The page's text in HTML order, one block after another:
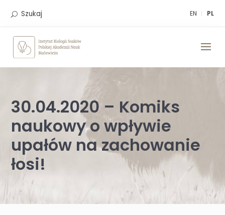
EN PL
Szukaj
30.04.2020 – Komiks
naukowy o wpływie
upałów na zachowanie
łosi!